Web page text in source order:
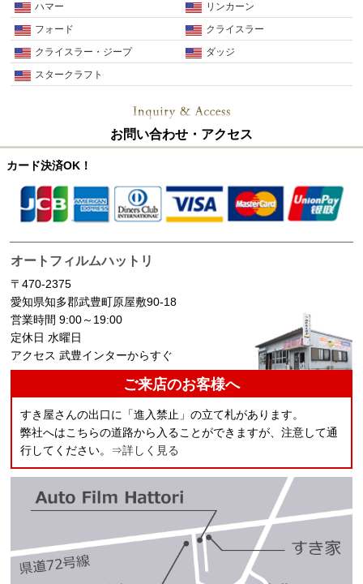
ハマー
リンカーン
フォード
クライスラー
クライスラー・ジープ
ダッジ
スタークラフト
お問い合わせ・アクセス
カード決済OK！
オートフィルムハットリ
〒470-2375
愛知県知多郡武豊町原屋敷90-18
営業時間 9:00～19:00
定休日 水曜日
アクセス 武豊インターからすぐ
ご来店のお客様へ
すき屋さんの出口に「進入禁止」の立て札があります。
弊社へはこちらの道路から入ることができますが、注意して通
行してください。 ⇒詳しく見る